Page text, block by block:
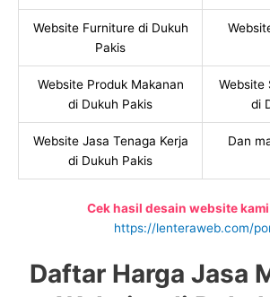
Website Furniture di Dukuh
Pakis
Website Produk Makanan
di Dukuh Pakis
Website
di
Website Jasa Tenaga Kerja
di Dukuh Pakis
Dan
Cek hasil desain website
https://lenteraweb.com/
Daftar Harga Jasa